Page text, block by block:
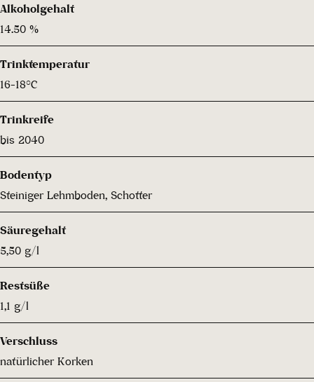
Alkoholgehalt
14.50 %
Trinktemperatur
16-18°C
Trinkreife
bis 2040
Bodentyp
Steiniger Lehmboden, Schotter
Säuregehalt
5,50 g/l
Restsüße
1,1 g/l
Verschluss
natürlicher Korken